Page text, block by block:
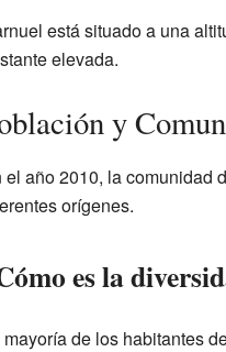
está situado a una
elevada.
y
el año 2010, la comunidad
orígenes.
es la
mayoría de los habitantes